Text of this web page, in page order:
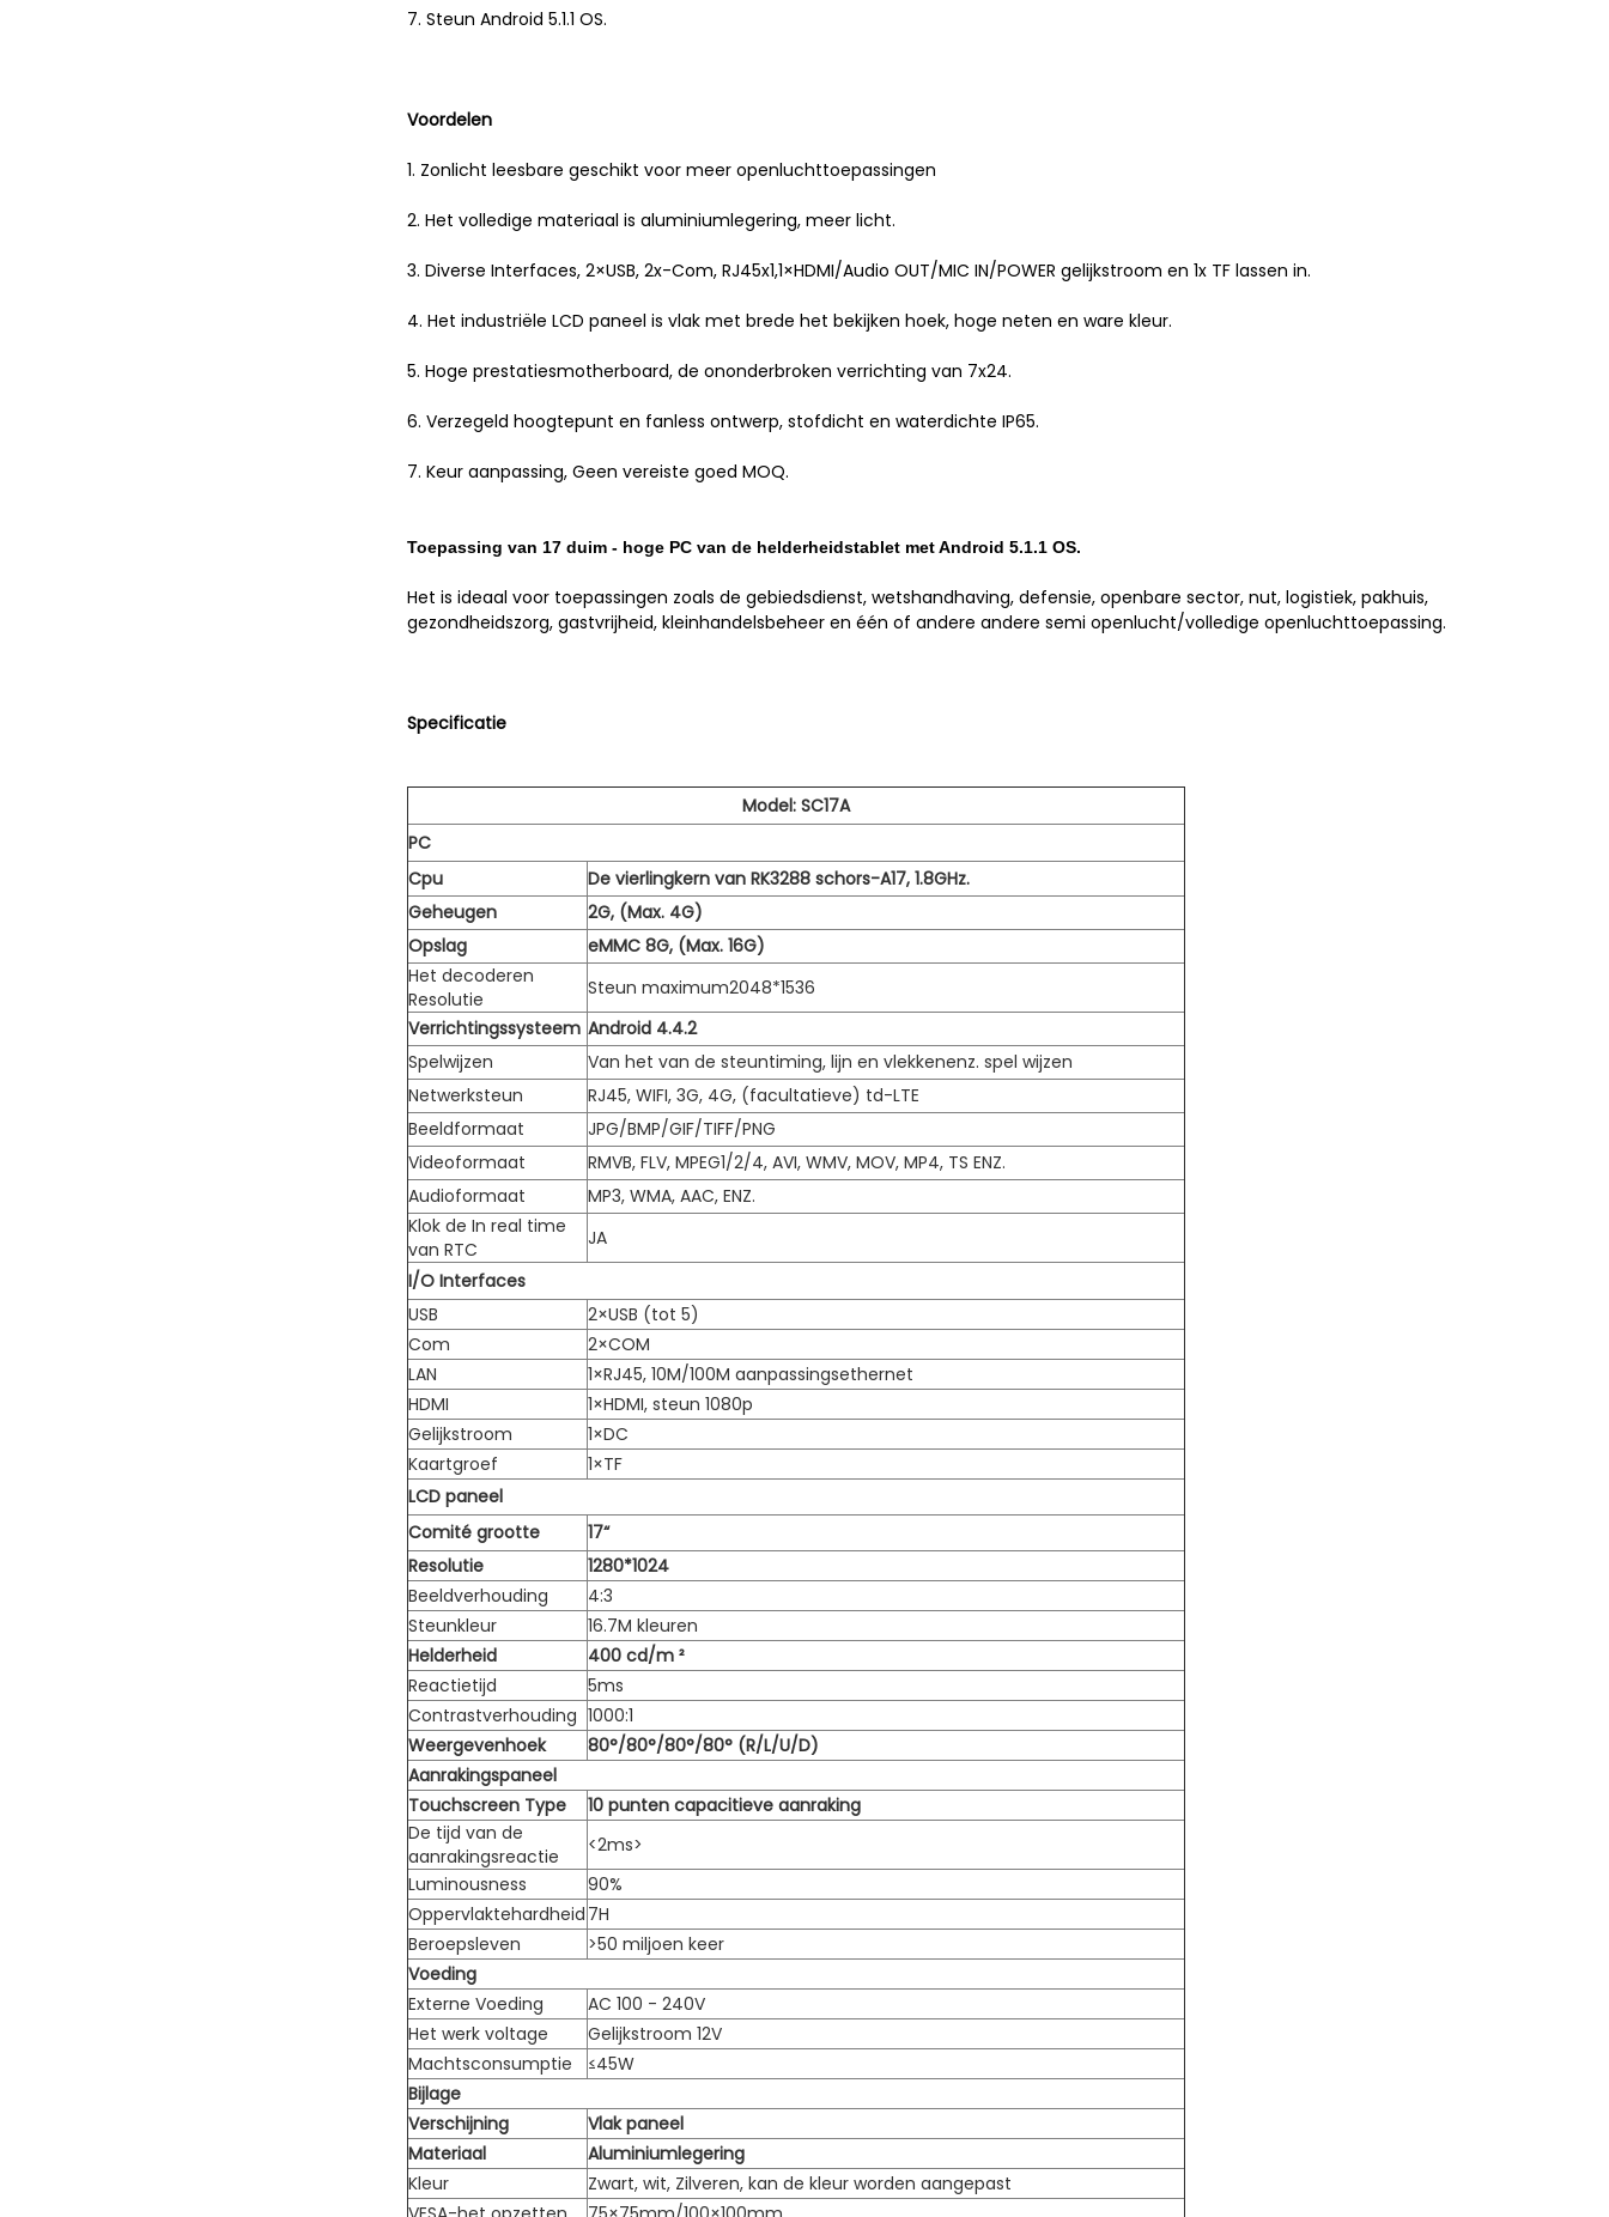
7. Steun Android 5.1.1 OS.
Voordelen
1. Zonlicht leesbare geschikt voor meer openluchttoepassingen
2. Het volledige materiaal is aluminiumlegering, meer licht.
3. Diverse Interfaces, 2×USB, 2x-Com, RJ45x1,1×HDMI/Audio OUT/MIC IN/POWER gelijkstroom en 1x TF lassen in.
4. Het industriële LCD paneel is vlak met brede het bekijken hoek, hoge neten en ware kleur.
5. Hoge prestatiesmotherboard, de ononderbroken verrichting van 7x24.
6. Verzegeld hoogtepunt en fanless ontwerp, stofdicht en waterdichte IP65.
7. Keur aanpassing, Geen vereiste goed MOQ.
Toepassing van 17 duim - hoge PC van de helderheidstablet met Android 5.1.1 OS.
Het is ideaal voor toepassingen zoals de gebiedsdienst, wetshandhaving, defensie, openbare sector, nut, logistiek, pakhuis,
gezondheidszorg, gastvrijheid, kleinhandelsbeheer en één of andere andere semi openlucht/volledige openluchttoepassing.
Specificatie
Model: SC17A
PC
Cpu
De vierlingkern van RK3288 schors-A17, 1.8GHz.
Geheugen
2G, (Max. 4G)
Opslag
eMMC 8G, (Max. 16G)
Het decoderen
Resolutie
Steun maximum2048*1536
Verrichtingssysteem Android 4.4.2
Spelwijzen
Van het van de steuntiming, lijn en vlekkenenz. spel wijzen
Netwerksteun
RJ45, WIFI, 3G, 4G, (facultatieve) td-LTE
Beeldformaat
JPG/BMP/GIF/TIFF/PNG
Videoformaat
RMVB, FLV, MPEG1/2/4, AVI, WMV, MOV, MP4, TS ENZ.
Audioformaat
MP3, WMA, AAC, ENZ.
Klok de In real time
van RTC
JA
I/O Interfaces
USB
2×USB (tot 5)
Com
2×COM
LAN
1×RJ45, 10M/100M aanpassingsethernet
HDMI
1×HDMI, steun 1080p
Gelijkstroom
1×DC
Kaartgroef
1×TF
LCD paneel
Comité grootte
17“
Resolutie
1280*1024
Beeldverhouding
4:3
Steunkleur
16.7M kleuren
Helderheid
400 cd/m ²
Reactietijd
5ms
Contrastverhouding 1000:1
Weergevenhoek
80°/80°/80°/80° (R/L/U/D)
Aanrakingspaneel
Touchscreen Type
10 punten capacitieve aanraking
De tijd van de
aanrakingsreactie
<2ms>
Luminousness
90%
Oppervlaktehardheid 7H
Beroepsleven
>50 miljoen keer
Voeding
Externe Voeding
AC 100 - 240V
Het werk voltage
Gelijkstroom 12V
Machtsconsumptie
≤45W
Bijlage
Verschijning
Vlak paneel
Materiaal
Aluminiumlegering
Kleur
Zwart, wit, Zilveren, kan de kleur worden aangepast